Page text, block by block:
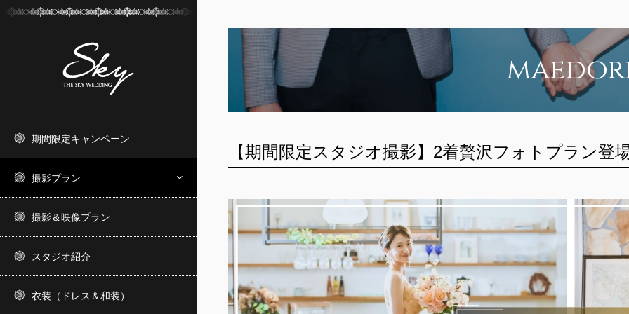
期間限定キャンペーン
撮影プラン
撮影＆映像プラン
スタジオ紹介
衣装（ドレス＆和装）
【期間限定スタジオ撮影】2着贅沢フォトプラン登